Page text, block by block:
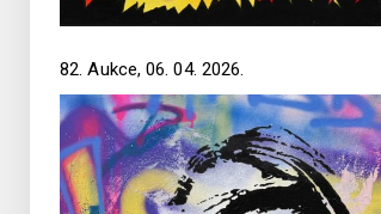
82. Aukce, 06. 04. 2026.